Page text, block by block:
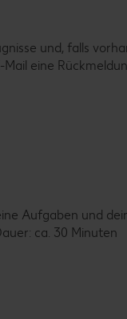
und, falls
eine
Aufgaben und
ca. 30 Minuten